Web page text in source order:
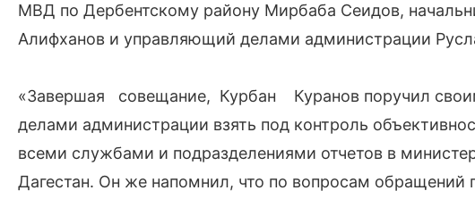
МВД по Дербентскому району Мирбаба Сеидов,
Алифханов и управляющий делами администрации
«Завершая совещание, Курбан Куранов поручил
делами администрации взять под контроль
всеми службами и подразделениями отчетов в
Дагестан. Он же напомнил, что по вопросам